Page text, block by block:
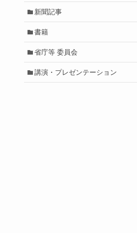
新聞記事
書籍
省庁等 委員会
講演・プレゼンテーション